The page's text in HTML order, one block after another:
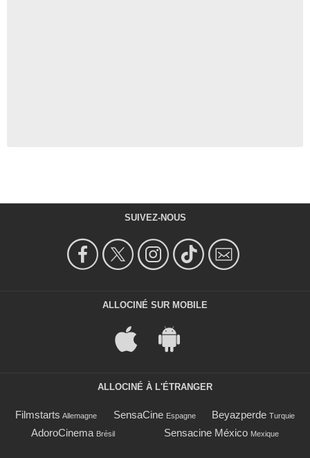
SUIVEZ-NOUS
ALLOCINÉ SUR MOBILE
ALLOCINÉ À L'ÉTRANGER
Filmstarts Allemagne SensaCine Espagne Beyazperde Turquie
AdoroCinema Brésil Sensacine México Mexique